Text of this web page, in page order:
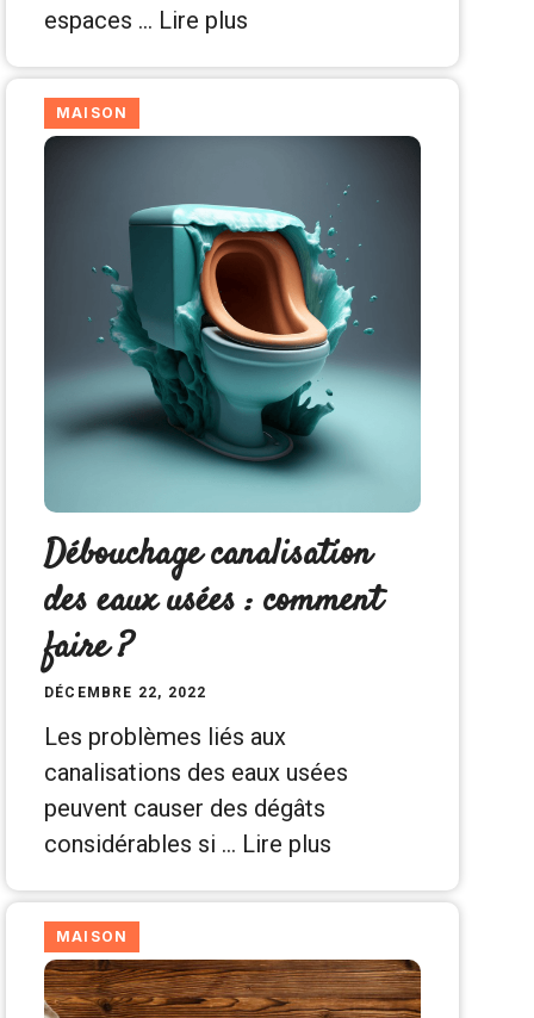
espaces … Lire plus
MAISON
Débouchage canalisation
des eaux usées : comment
faire ?
DÉCEMBRE 22, 2022
Les problèmes liés aux
canalisations des eaux usées
peuvent causer des dégâts
considérables si … Lire plus
MAISON